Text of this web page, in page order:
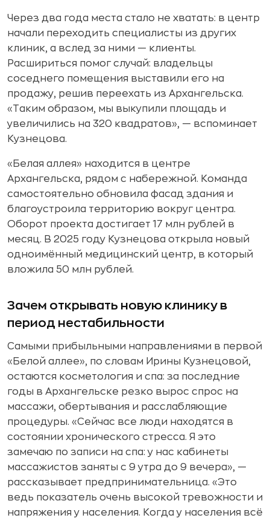
Через два года места стало не хватать: в центр
начали переходить специалисты из других
клиник, а вслед за ними — клиенты.
Расшириться помог случай: владельцы
соседнего помещения выставили его на
продажу, решив переехать из Архангельска.
«Таким образом, мы выкупили площадь и
увеличились на 320 квадратов», — вспоминает
Кузнецова.
«Белая аллея» находится в центре
Архангельска, рядом с набережной. Команда
самостоятельно обновила фасад здания и
благоустроила территорию вокруг центра.
Оборот проекта достигает 17 млн рублей в
месяц. В 2025 году Кузнецова открыла новый
одноимённый медицинский центр, в который
вложила 50 млн рублей.
Зачем открывать новую клинику в
период нестабильности
Самыми прибыльными направлениями в первой
«Белой аллее», по словам Ирины Кузнецовой,
остаются косметология и спа: за последние
годы в Архангельске резко вырос спрос на
массажи, обертывания и расслабляющие
процедуры. «Сейчас все люди находятся в
состоянии хронического стресса. Я это
замечаю по записи на спа: у нас кабинеты
массажистов заняты с 9 утра до 9 вечера», —
рассказывает предпринимательница. «Это
ведь показатель очень высокой тревожности и
напряжения у населения. Когда у населения всё